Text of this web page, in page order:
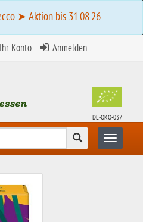
➤ Aktion bis 31.08.26
Ihr Konto Anmelden
DE-ÖKO-037
Suchen Toggle